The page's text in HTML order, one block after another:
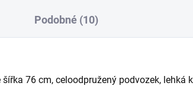
Podobné (10)
76 cm, celoodpružený podvozek,